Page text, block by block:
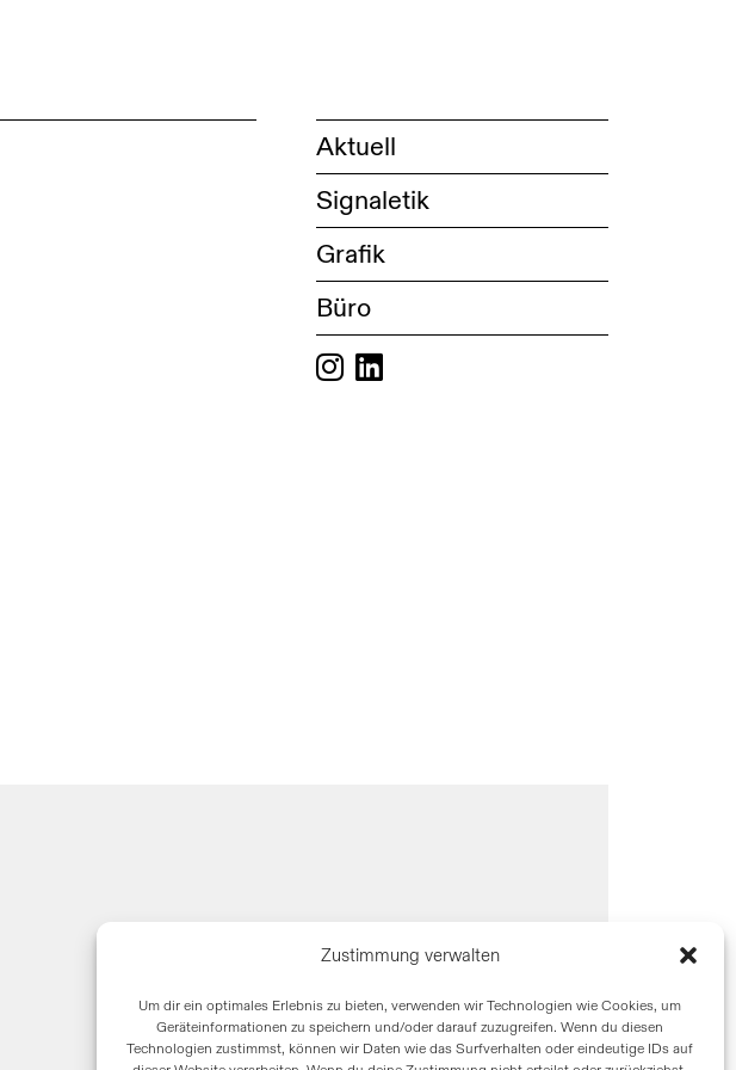
Zustimmung verwalten
Um dir ein optimales Erlebnis zu bieten, verwenden wir Technologien wie Cookies, um
Geräteinformationen zu speichern und/oder darauf zuzugreifen. Wenn du diesen
Technologien zustimmst, können wir Daten wie das Surfverhalten oder eindeutige IDs auf
Aktuell
Signaletik
Grafik
Büro